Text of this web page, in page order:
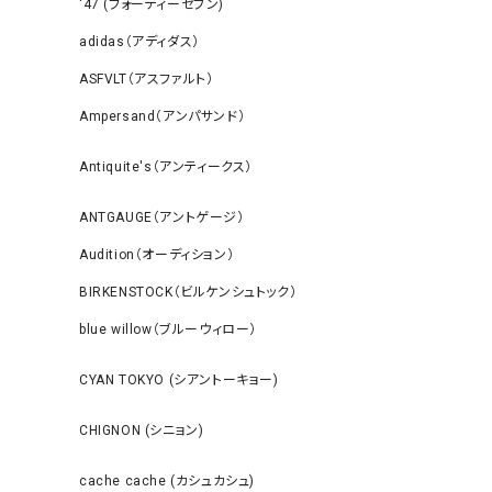
‘47 (フォーティーセブン)
adidas（アディダス）
ASFVLT（アスファルト）
Ampersand（アンパサンド）
Antiquite's（アンティークス）
ANTGAUGE（アントゲージ）
Audition（オーディション）
BIRKENSTOCK（ビルケンシュトック）
blue willow（ブルーウィロー）
CYAN TOKYO (シアントーキョー)
CHIGNON (シニョン)
cache cache (カシュカシュ)